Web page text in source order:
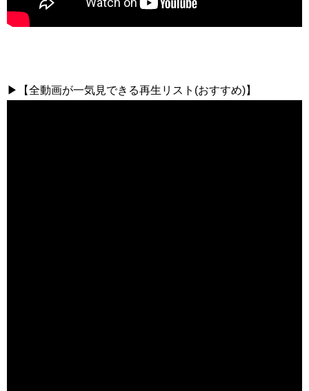
▶【全動画が一気見できる再生リスト(おすすめ)】